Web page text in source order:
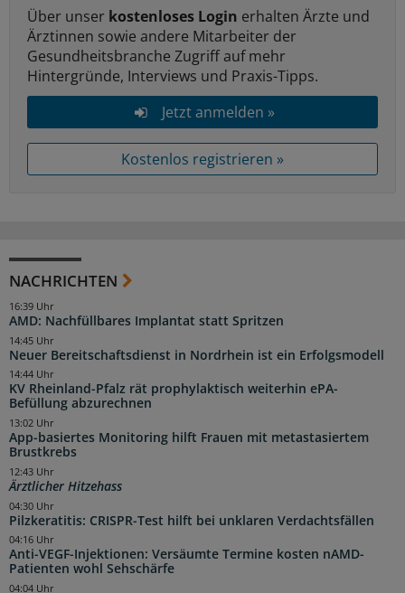
Über unser kostenloses Login erhalten Ärzte und
Ärztinnen sowie andere Mitarbeiter der
Gesundheitsbranche Zugriff auf mehr
Hintergründe, Interviews und Praxis-Tipps.
Jetzt anmelden »
Kostenlos registrieren »
NACHRICHTEN
AMD: Nachfüllbares Implantat statt Spritzen
16:39 Uhr
Neuer Bereitschaftsdienst in Nordrhein ist ein Erfolgsmodell
14:45 Uhr
KV Rheinland-Pfalz rät prophylaktisch weiterhin ePA-
Befüllung abzurechnen
14:44 Uhr
App-basiertes Monitoring hilft Frauen mit metastasiertem
Brustkrebs
13:02 Uhr
Ärztlicher Hitzehass
12:43 Uhr
Pilzkeratitis: CRISPR-Test hilft bei unklaren Verdachtsfällen
04:30 Uhr
Anti-VEGF-Injektionen: Versäumte Termine kosten nAMD-
Patienten wohl Sehschärfe
04:16 Uhr
04:04 Uhr